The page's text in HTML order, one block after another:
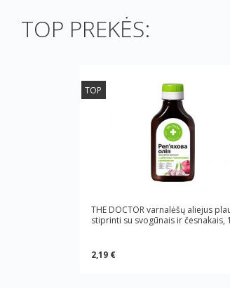
TOP PREKĖS:
TOP
THE DOCTOR varnalėšų aliejus
stiprinti su svogūnais ir česnakais,
2,19 €